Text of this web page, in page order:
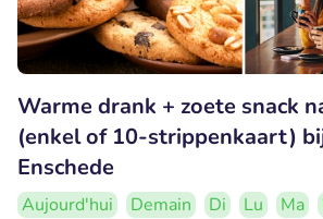
Warme drank + zoete snack
(enkel of 10-strippenkaart)
Enschede
Aujourd'hui Demain Di Lu Ma